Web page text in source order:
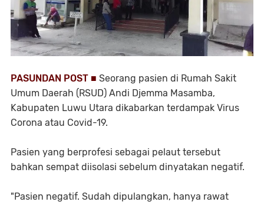
PASUNDAN POST ■ Seorang pasien di Rumah Sakit
Umum Daerah (RSUD) Andi Djemma Masamba,
Kabupaten Luwu Utara dikabarkan terdampak Virus
Corona atau Covid-19.
Pasien yang berprofesi sebagai pelaut tersebut
bahkan sempat diisolasi sebelum dinyatakan negatif.
"Pasien negatif. Sudah dipulangkan, hanya rawat